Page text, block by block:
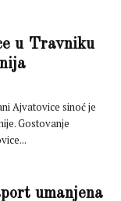
u Travniku
Ajvatovice sinoć je
Gostovanje
umanjena